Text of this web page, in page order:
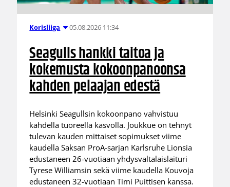
Korisliiga 05.08.2026 11:34
Seagulls hankki taitoa ja
kokemusta kokoonpanoonsa
kahden pelaajan edestä
Helsinki Seagullsin kokoonpano vahvistuu
kahdella tuoreella kasvolla. Joukkue on tehnyt
tulevan kauden mittaiset sopimukset viime
kaudella Saksan ProA-sarjan Karlsruhe Lionsia
edustaneen 26-vuotiaan yhdysvaltalaislaituri
Tyrese Williamsin sekä viime kaudella Kouvoja
edustaneen 32-vuotiaan Timi Puittisen kanssa.